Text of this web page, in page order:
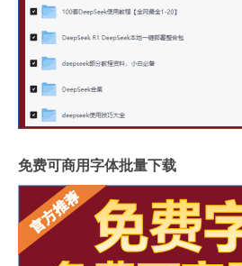
免费可商用字体批量下载